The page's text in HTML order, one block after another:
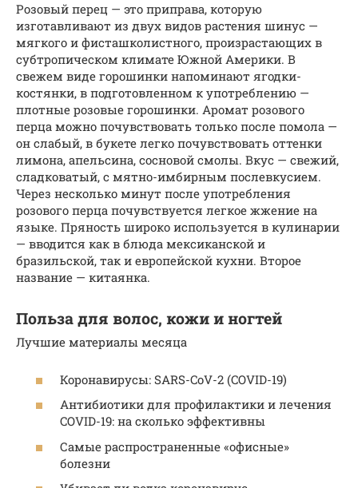
Розовый перец — это приправа, которую
изготавливают из двух видов растения шинус —
мягкого и фисташколистного, произрастающих в
субтропическом климате Южной Америки. В
свежем виде горошинки напоминают ягодки-
костянки, в подготовленном к употреблению —
плотные розовые горошинки. Аромат розового
перца можно почувствовать только после помола —
он слабый, в букете легко почувствовать оттенки
лимона, апельсина, сосновой смолы. Вкус — свежий,
сладковатый, с мятно-имбирным послевкусием.
Через несколько минут после употребления
розового перца почувствуется легкое жжение на
языке. Пряность широко используется в кулинарии
— вводится как в блюда мексиканской и
бразильской, так и европейской кухни. Второе
название — китаянка.
Польза для волос, кожи и ногтей
Лучшие материалы месяца
Коронавирусы: SARS-CoV-2 (COVID-19)
Антибиотики для профилактики и лечения
COVID-19: на сколько эффективны
Самые распространенные «офисные»
болезни